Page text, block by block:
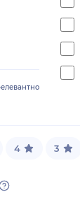
4 3